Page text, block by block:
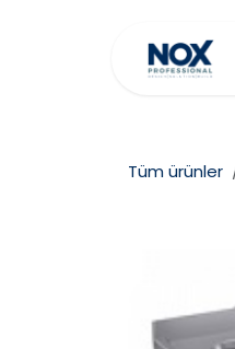
Tüm ürünler